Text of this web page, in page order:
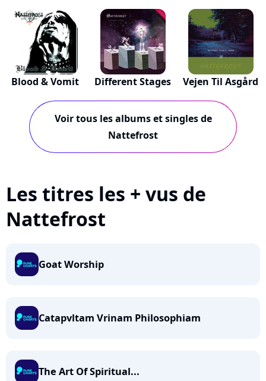
Blood & Vomit Different Stages Vejen Til Asgård
Voir tous les albums et singles de
Nattefrost
Les titres les + vus de
Nattefrost
Goat Worship
Catapvltam Vrinam Philosophiam
The Art Of Spiritual...